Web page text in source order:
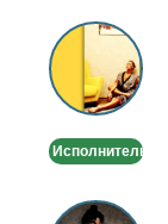
Тантрический
массаж
Исполнитель
Массаж